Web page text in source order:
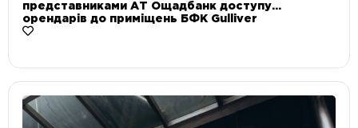
представниками АТ Ощадбанк доступу
орендарів до приміщень БФК Gulliver